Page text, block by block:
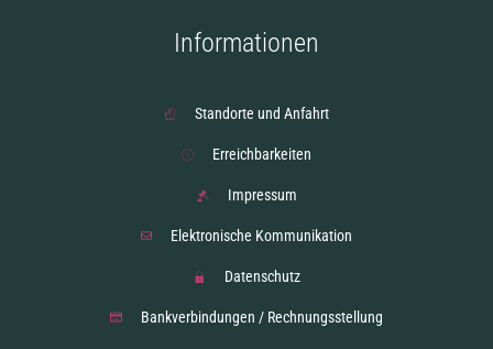
Informationen
Standorte und Anfahrt
Erreichbarkeiten
Impressum
Elektronische Kommunikation
Datenschutz
Bankverbindungen / Rechnungsstellung